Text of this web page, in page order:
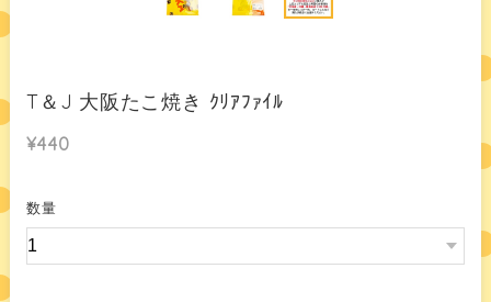
T＆J 大阪たこ焼き ｸﾘｱﾌｧｲﾙ
¥440
数量